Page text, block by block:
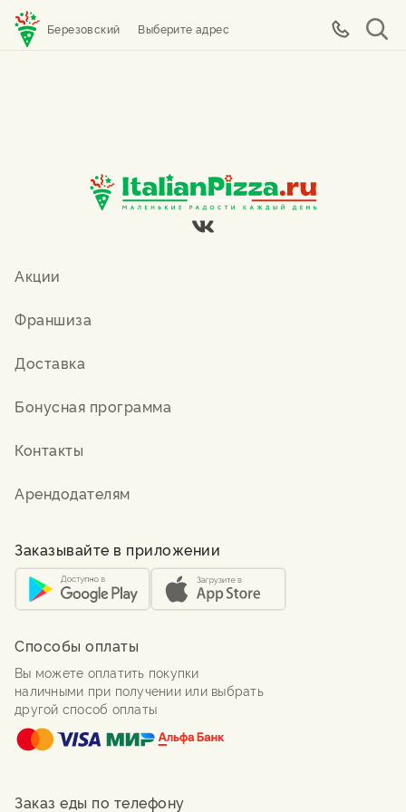
Березовский Выберите адрес
Акции
Франшиза
Доставка
Бонусная программа
Контакты
Арендодателям
Заказывайте в приложении
Способы оплаты
Вы можете оплатить покупки
наличными при получении или выбрать
другой способ оплаты
Заказ еды по телефону